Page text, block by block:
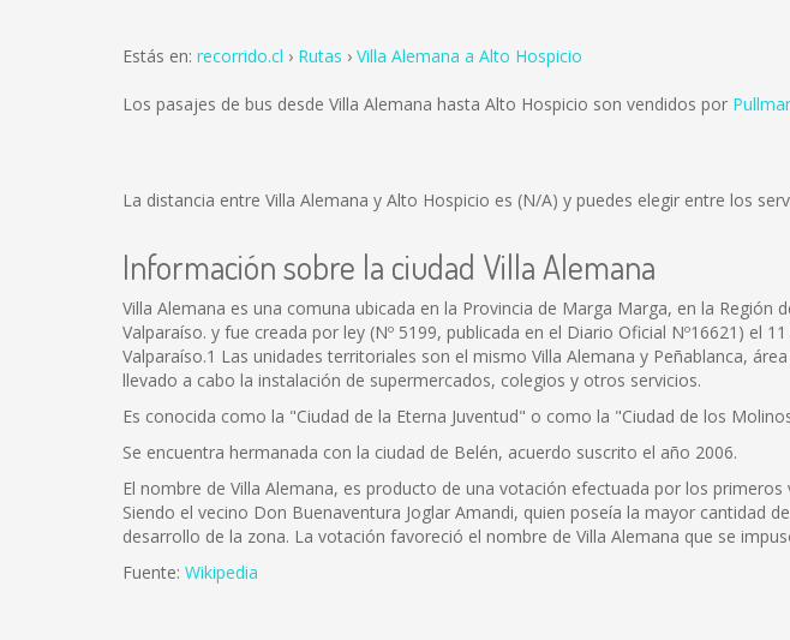
Estás en: recorrido.cl Rutas Villa Alemana a Alto Hospicio
Los pasajes de bus desde Villa Alemana hasta Alto Hospicio son vendidos por
La distancia entre Villa Alemana y Alto Hospicio es (N/A) y puedes elegir entre los
Información sobre la ciudad Villa Alemana
Villa Alemana es una comuna ubicada en la Provincia de Marga Marga, en la
Valparaíso. y fue creada por ley (Nº 5199, publicada en el Diario Oficial Nº16621) el
Valparaíso.1 Las unidades territoriales son el mismo Villa Alemana y Peñablanca,
llevado a cabo la instalación de supermercados, colegios y otros servicios.
Es conocida como la "Ciudad de la Eterna Juventud" o como la "Ciudad de los
Se encuentra hermanada con la ciudad de Belén, acuerdo suscrito el año 2006.
El nombre de Villa Alemana, es producto de una votación efectuada por los
Siendo el vecino Don Buenaventura Joglar Amandi, quien poseía la mayor cantidad
desarrollo de la zona. La votación favoreció el nombre de Villa Alemana que se
Fuente: Wikipedia